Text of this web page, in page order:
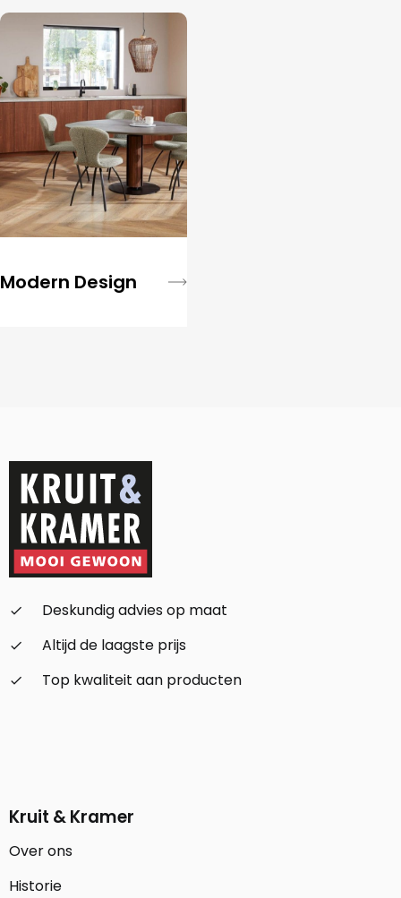
Modern Design
check_small
Deskundig advies op maat
check_small
Altijd de laagste prijs
check_small
Top kwaliteit aan producten
Kruit & Kramer
Over ons
Historie